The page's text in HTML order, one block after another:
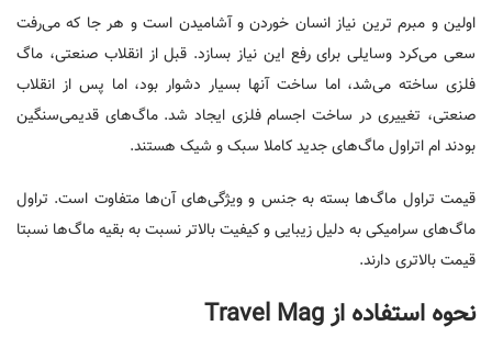
اولین و مبرم ترین نیاز انسان خوردن و آشامیدن است و هر جا که می‌رفت
سعی می‌کرد وسایلی برای رفع این نیاز بسازد. قبل از انقلاب صنعتی، ماگ
فلزی ساخته می‌شد، اما ساخت آنها بسیار دشوار بود، اما پس از انقلاب
صنعتی، تغییری در ساخت اجسام فلزی ایجاد شد. ماگ‌های قدیمی‌سنگین
بودند ام اتراول ماگ‌های جدید کاملا سبک و شیک هستند.
قیمت تراول ماگ‌ها بسته به جنس و ویژگی‌های آن‌ها متفاوت است. تراول
ماگ‌های سرامیکی به دلیل زیبایی و کیفیت بالاتر نسبت به بقیه ماگ‌ها نسبتا
قیمت بالاتری دارند.
نحوه استفاده از Travel Mag